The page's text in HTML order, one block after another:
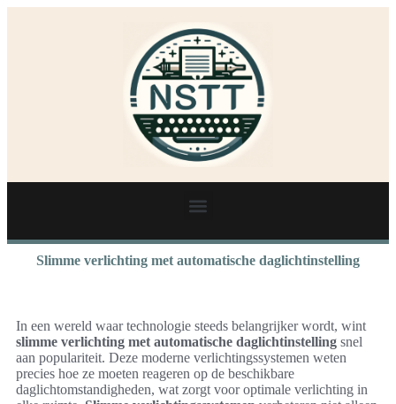
Slimme verlichting met automatische daglichtinstelling
In een wereld waar technologie steeds belangrijker wordt, wint
slimme verlichting met automatische daglichtinstelling snel
aan populariteit. Deze moderne verlichtingssystemen weten
precies hoe ze moeten reageren op de beschikbare
daglichtomstandigheden, wat zorgt voor optimale verlichting in